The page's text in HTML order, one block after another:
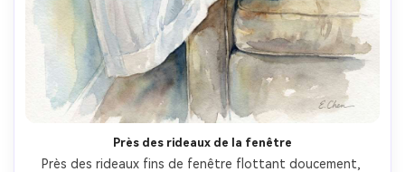
Près des rideaux de la fenêtre
Près des rideaux fins de fenêtre flottant doucement,